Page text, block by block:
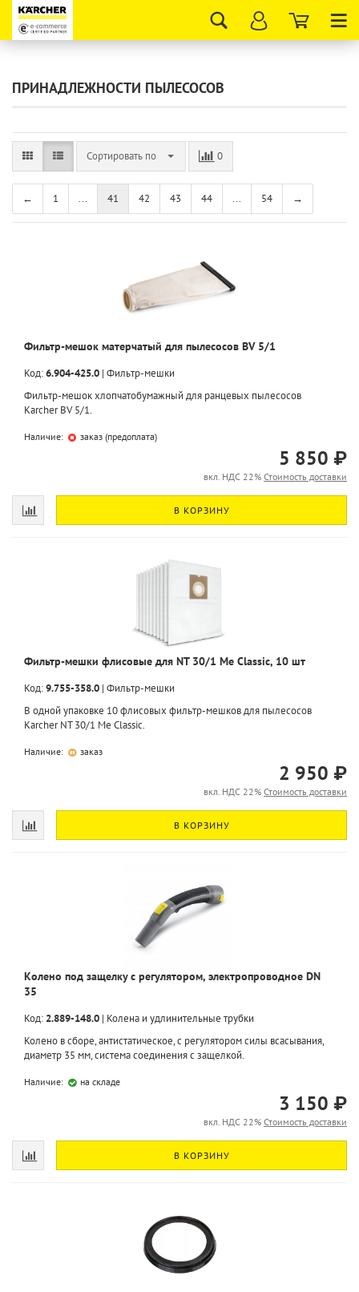
ПРИНАДЛЕЖНОСТИ ПЫЛЕСОСОВ
Сортировать по 0
← 1 ... 41 42 43 44 ... 54 →
Фильтр-мешок матерчатый для пылесосов BV 5/1
Код:6.904-425.0 | Фильтр-мешки
Фильтр-мешок хлопчатобумажный для ранцевых пылесосов
Karcher BV 5/1.
Наличие: заказ (предоплата)
5 850 ₽
вкл. НДС 22% Стоимость доставки
В КОРЗИНУ
Фильтр-мешки флисовые для NT 30/1 Me Classic, 10 шт
Код:9.755-358.0 | Фильтр-мешки
В одной упаковке 10 флисовых фильтр-мешков для пылесосов
Karcher NT 30/1 Me Classic.
Наличие: заказ
2 950 ₽
вкл. НДС 22% Стоимость доставки
В КОРЗИНУ
Колено под защелку с регулятором, электропроводное DN
35
Код: 2.889-148.0 | Колена и удлинительные трубки
Колено в сборе, антистатическое, с регулятором силы всасывания,
диаметр 35 мм, система соединения с защелкой.
Наличие: на складе
3 150 ₽
вкл. НДС 22% Стоимость доставки
В КОРЗИНУ